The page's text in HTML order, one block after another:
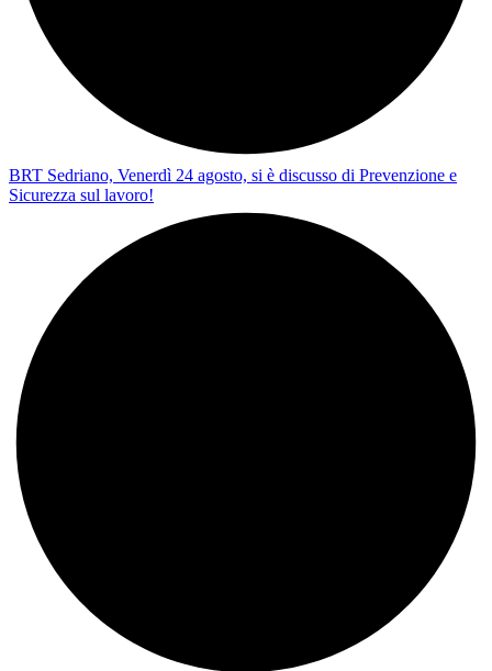
BRT Sedriano, Venerdì 24 agosto, si è discusso di Prevenzione e
Sicurezza sul lavoro!